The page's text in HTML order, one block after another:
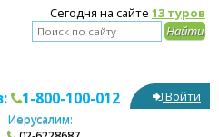
Сегодня на сайте 13 туров
1-800-100-012
Иерусалим:
Войти